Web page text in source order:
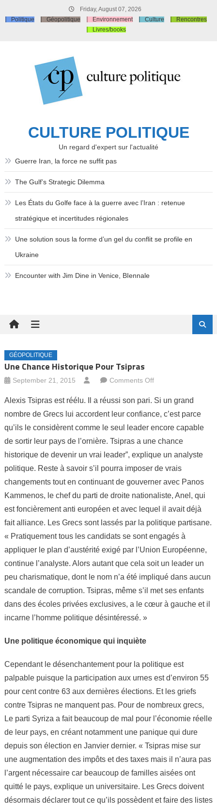
Friday, August 07, 2026
Politique
Géopolitique Environnement Culture
Rencontres
Livres/books
CULTURE POLITIQUE
Un regard d'expert sur l'actualité
Guerre Iran, la force ne suffit pas
The Gulf’s Strategic Dilemma
Les États du Golfe face à la guerre avec l’Iran : retenue
stratégique et incertitudes régionales
Une solution sous la forme d’un gel du conflit se profile en
Ukraine
Encounter with Jim Dine in Venice, BIennale
GÉOPOLITIQUE
Une Chance Historique Pour Tsipras
September 21, 2015 Comments Offon
chance
historique
pour
Tsipras
Alexis Tsipras est réélu. Il a réussi son pari. Si un grand
nombre de Grecs lui accordent leur confiance, c’est parce
qu’ils le considèrent comme le seul leader encore capable
de sortir leur pays de l’ornière. Tsipras a une chance
historique de devenir un vrai leader”, explique un analyste
politique. Reste à savoir s’il pourra imposer de vrais
changements tout en continuant de gouverner avec Panos
Kammenos, le chef du parti de droite nationaliste, Anel, qui
est foncièrement anti européen et avec lequel il avait déjà
fait alliance. Les Grecs sont lassés par la politique partisane.
« Pratiquement tous les candidats se sont engagés à
appliquer le plan d’austérité exigé par l’Union Européenne,
continue l’analyste. Alors autant que cela soit un leader un
peu charismatique, dont le nom n’a été impliqué dans aucun
scandale de corruption. Tsipras, même s’il met ses enfants
dans des écoles privées exclusives, a le cœur à gauche et il
incarne l’homme politique désintéressé. »
Une politique économique qui inquiète
Cependant le désenchantement pour la politique est
palpable puisque la participation aux urnes est d’environ 55
pour cent contre 63 aux dernières élections. Et les griefs
contre Tsipras ne manquent pas. Pour de nombreux grecs,
Le parti Syriza a fait beaucoup de mal pour l’économie réelle
de leur pays, en créant notamment une panique qui dure
depuis son élection en Janvier dernier. « Tsipras mise sur
une augmentation des impôts et des taxes mais il n’aura pas
l’argent nécessaire car beaucoup de familles aisées ont
quitté le pays, explique un universitaire. Les Grecs doivent
désormais déclarer tout ce qu’ils possèdent et faire des listes